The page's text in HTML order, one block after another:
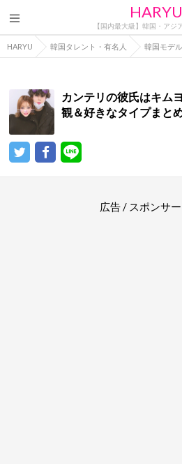
HARYU
【国内最大級】韓国・アジ
HARYU 韓国タレント・有名人 韓国モデ
カンテリの彼氏はキム
観＆好きなタイプまと
広告 / スポンサ